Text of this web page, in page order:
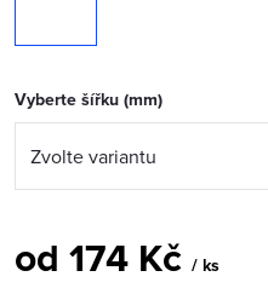
Vyberte šířku (mm)
od 174 Kč / ks